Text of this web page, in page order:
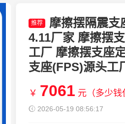
推荐
摩擦摆隔震支
4.11厂家 摩擦摆
工厂 摩擦摆支座
支座(FPS)源头工
￥ 7061 元（多少钱
2026-05-19 08:56:17